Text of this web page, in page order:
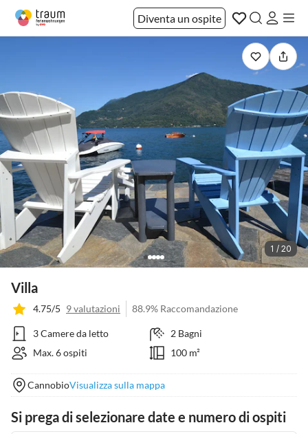
Diventa un ospite
1 / 20
Villa
4.75/5 9 valutazioni 88.9% Raccomandazione
3 Camere da letto
2 Bagni
Max. 6 ospiti
100 m²
CannobioVisualizza sulla mappa
Si prega di selezionare date e numero di ospiti